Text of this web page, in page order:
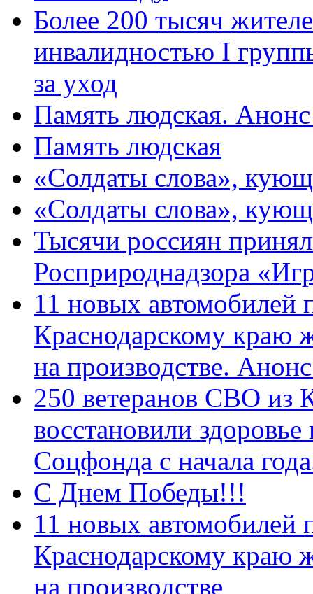
Более 200 тысяч
инвалидностью I
за уход
Память людская.
Память людская
«Солдаты слова»,
«Солдаты слова»,
Тысячи россиян
Росприроднадзора
11 новых автомобилей
Краснодарскому краю
на производстве.
250 ветеранов СВО из
восстановили
Соцфонда с начала
С Днем Победы!!!
11 новых автомобилей
Краснодарскому краю
на производстве